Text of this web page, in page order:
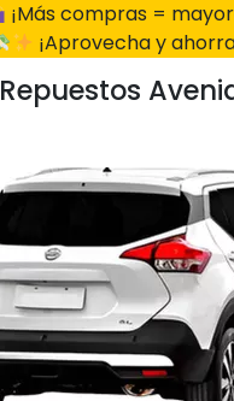
¡Más compras =
¡Aprovecha y
Repuestos